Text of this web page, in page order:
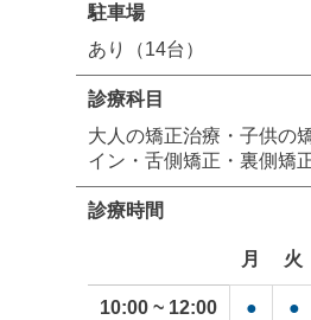
駐車場
あり（14台）
診療科目
大人の矯正治療・子供の
イン・舌側矯正・裏側矯
診療時間
月 火
10:00 ~ 12:00 ● ●